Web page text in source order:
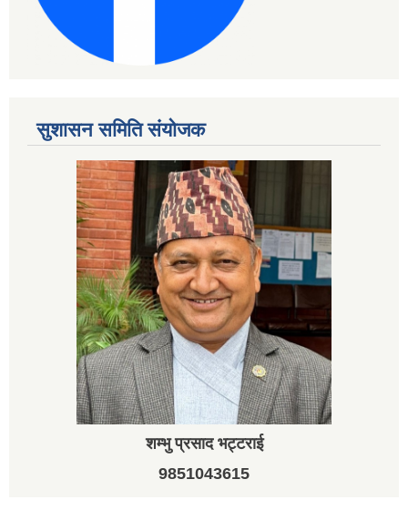
सुशासन समिति संयोजक
शम्भु प्रसाद भट्टराई
9851043615